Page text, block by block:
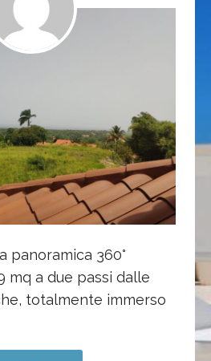
panoramica 360°
mq a due passi dalle
totalmente immerso